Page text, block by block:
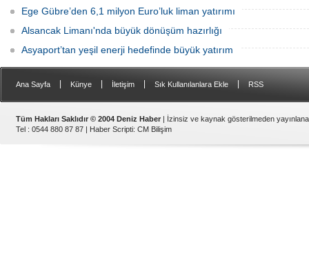
Ege Gübre’den 6,1 milyon Euro’luk liman yatırımı
Alsancak Limanı'nda büyük dönüşüm hazırlığı
Asyaport’tan yeşil enerji hedefinde büyük yatırım
Ana Sayfa Künye İletişim Sık Kullanılanlara Ekle RSS
Tüm Hakları Saklıdır © 2004 Deniz Haber | İzinsiz ve kaynak gösterilmeden
Tel : 0544 880 87 87 | Haber Scripti: CM Bilişim